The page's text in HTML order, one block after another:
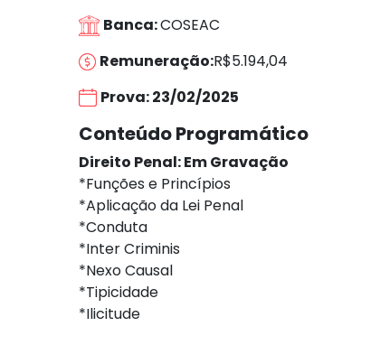
Banca:COSEAC
Remuneração:R$5.194,04
Prova: 23/02/2025
Conteúdo Programático
Direito Penal: Em Gravação
*Funções e Princípios
*Aplicação da Lei Penal
*Conduta
*Inter Criminis
*Nexo Causal
*Tipicidade
*Ilicitude